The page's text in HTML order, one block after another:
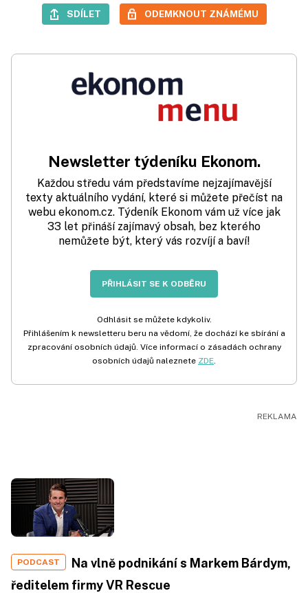
SDÍLET ODEMKNOUT ZNÁMÉMU
Newsletter týdeníku Ekonom.
Každou středu vám představíme nejzajímavější
texty aktuálního vydání, které si můžete přečíst na
webu ekonom.cz. Týdeník Ekonom vám už více jak
33 let přináší zajímavý obsah, bez kterého
nemůžete být, který vás rozvíjí a baví!
PŘIHLÁSIT SE K ODBĚRU
Odhlásit se můžete kdykoliv.
Přihlášením k newsletteru beru na vědomí, že dochází ke sbírání a
zpracování osobních údajů. Více informací o zásadách ochrany
osobních údajů naleznete ZDE.
PODCAST
Na vlně podnikání s Markem Bárdym,
ředitelem firmy VR Rescue